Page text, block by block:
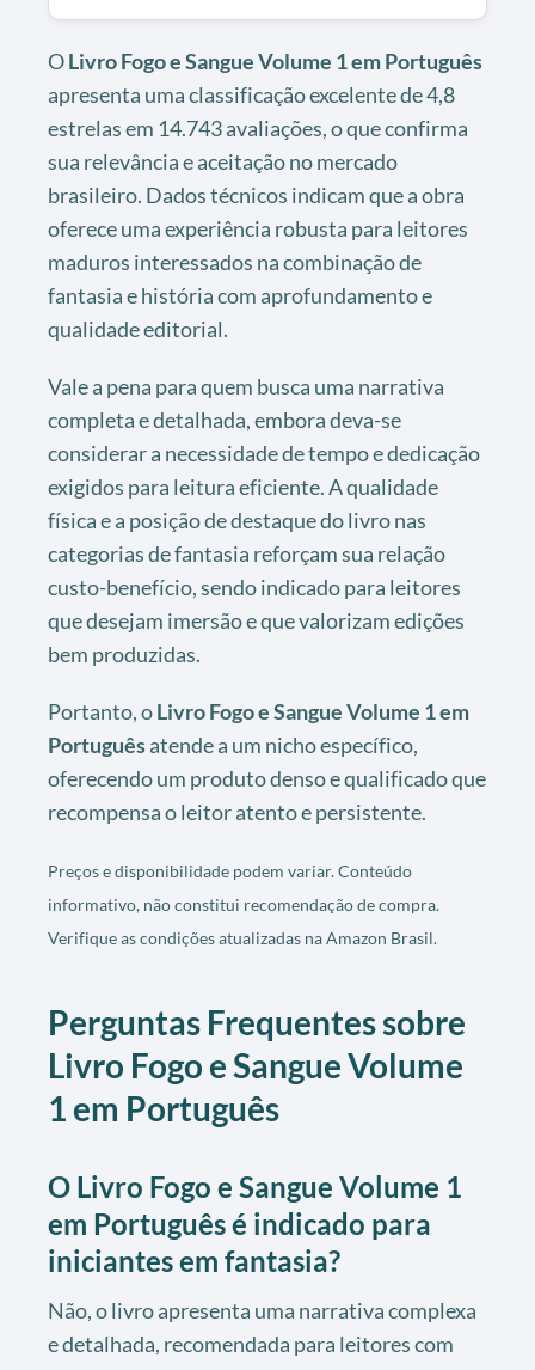
OLivro Fogo e Sangue Volume 1 em Português
apresenta uma classificação excelente de 4,8
estrelas em 14.743 avaliações, o que confirma
sua relevância e aceitação no mercado
brasileiro. Dados técnicos indicam que a obra
oferece uma experiência robusta para leitores
maduros interessados na combinação de
fantasia e história com aprofundamento e
qualidade editorial.
Vale a pena para quem busca uma narrativa
completa e detalhada, embora deva-se
considerar a necessidade de tempo e dedicação
exigidos para leitura eficiente. A qualidade
física e a posição de destaque do livro nas
categorias de fantasia reforçam sua relação
custo-benefício, sendo indicado para leitores
que desejam imersão e que valorizam edições
bem produzidas.
Portanto, oLivro Fogo e Sangue Volume 1 em
Portuguêsatende a um nicho específico,
oferecendo um produto denso e qualificado que
recompensa o leitor atento e persistente.
Preços e disponibilidade podem variar. Conteúdo
informativo, não constitui recomendação de compra.
Verifique as condições atualizadas na Amazon Brasil.
Perguntas Frequentes sobre
Livro Fogo e Sangue Volume
1 em Português
O Livro Fogo e Sangue Volume 1
em Portuguêsé indicado para
iniciantes em fantasia?
Não, o livro apresenta uma narrativa complexa
e detalhada, recomendada para leitores com